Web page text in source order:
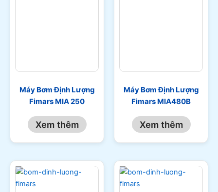
Máy Bơm Định Lượng
Fimars MIA 250
Xem thêm
Máy Bơm Định Lượng
Fimars MIA480B
Xem thêm